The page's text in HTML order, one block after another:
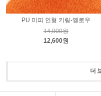
PU 미피 인형 키링-옐로우
14,000원
12,600원
더